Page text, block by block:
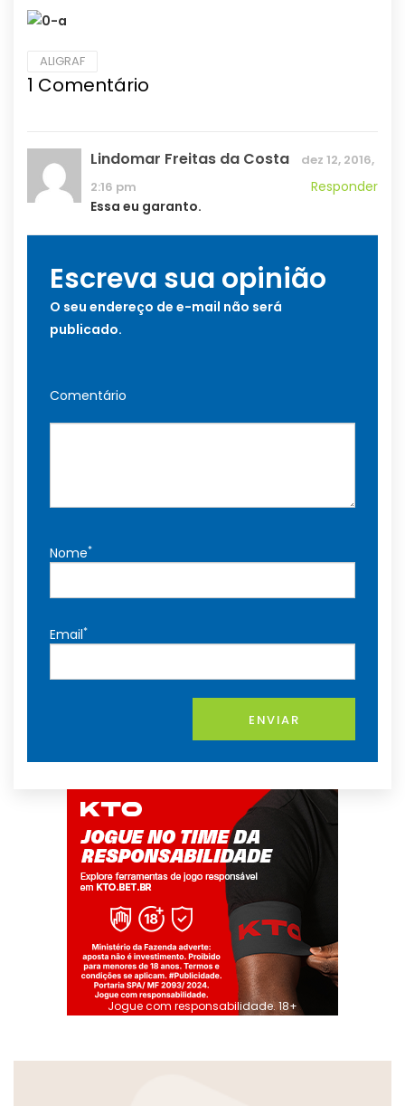
ALIGRAF
1 Comentário
Lindomar Freitas da Costa
dez 12, 2016,
2:16 pm
Responder
Essa eu garanto.
Escreva sua opinião
O seu endereço de e-mail não será
publicado.
Comentário
Nome*
Email*
ENVIAR
Jogue com responsabilidade. 18+